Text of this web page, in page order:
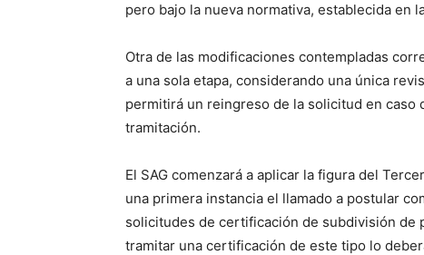
pero bajo la nueva normativa, establecida en
Otra de las modificaciones contempladas
a una sola etapa, considerando una única
permitirá un reingreso de la solicitud en caso
tramitación.
El SAG comenzará a aplicar la figura del
una primera instancia el llamado a postular
solicitudes de certificación de subdivisión de
tramitar una certificación de este tipo lo